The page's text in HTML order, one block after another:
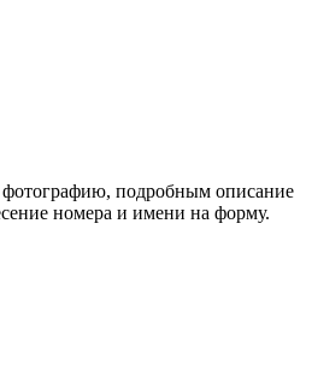
фотографию, подробным описание
номера и имени на форму.